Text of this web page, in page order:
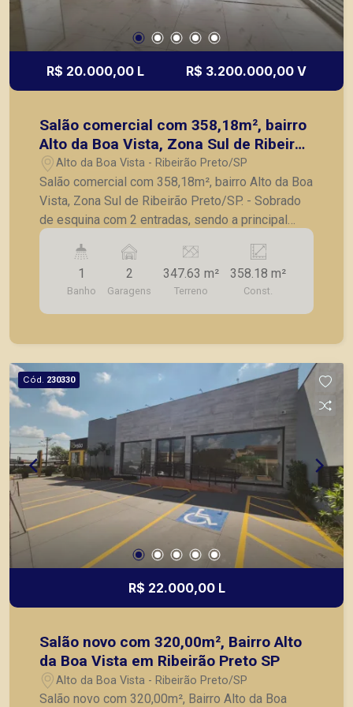
R$ 20.000,00 L R$ 3.200.000,00 V
Salão comercial com 358,18m², bairro
Alto da Boa Vista, Zona Sul de Ribeirão
Preto/SP.
Alto da Boa Vista - Ribeirão Preto/SP
Salão comercial com 358,18m², bairro Alto da Boa
Vista, Zona Sul de Ribeirão Preto/SP. - Sobrado
de esquina com 2 entradas, sendo a principal
pela Av. Prof. João Fiusa; - Amplo salão inferior; -
1 banheiro; - Estacionamento interno; - 2 vagas
de estacionamento frontal. - Imóvel em
localização privilegiada, ótimo para lojas,
empresas, comércios. A Piramid tem como
prontos, usados ou mesmo nos principais
lançamentos da cidade de Ribeirão Preto.
1
Banho
2
Garagens
347.63 m²
Terreno
358.18 m²
Const.
Cód. 230330
R$ 22.000,00 L
Salão novo com 320,00m², Bairro Alto
da Boa Vista em Ribeirão Preto SP
Alto da Boa Vista - Ribeirão Preto/SP
Salão novo com 320,00m², Bairro Alto da Boa